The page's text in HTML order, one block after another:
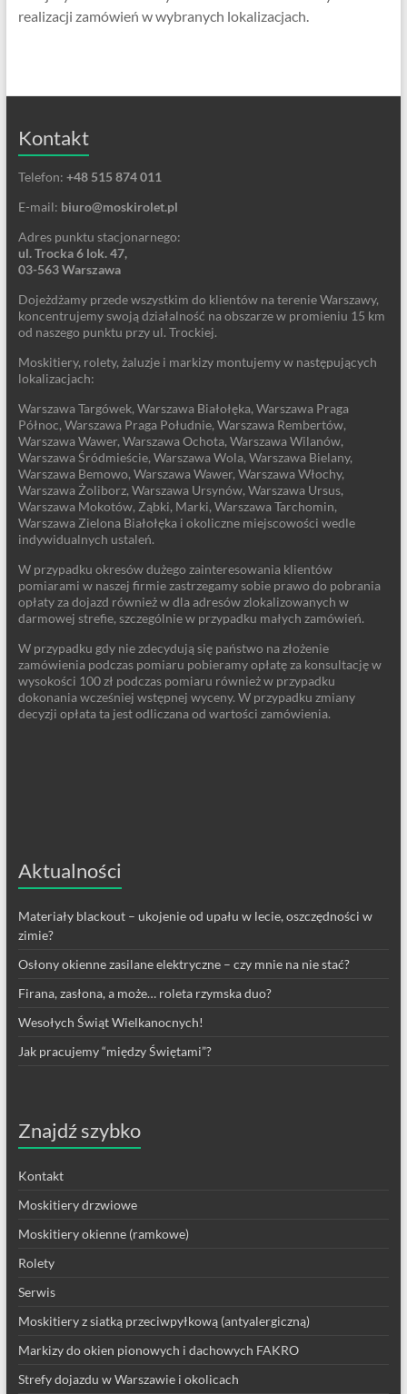
realizacji zamówień w wybranych lokalizacjach.
Kontakt
Telefon: +48 515 874 011
E-mail: biuro@moskirolet.pl
Adres punktu stacjonarnego:
ul. Trocka 6 lok. 47,
03-563 Warszawa
Dojeżdżamy przede wszystkim do klientów na terenie Warszawy,
koncentrujemy swoją działalność na obszarze w promieniu 15 km
od naszego punktu przy ul. Trockiej.
Moskitiery, rolety, żaluzje i markizy montujemy w następujących
lokalizacjach:
Warszawa Targówek, Warszawa Białołęka, Warszawa Praga
Północ, Warszawa Praga Południe, Warszawa Rembertów,
Warszawa Wawer, Warszawa Ochota, Warszawa Wilanów,
Warszawa Śródmieście, Warszawa Wola, Warszawa Bielany,
Warszawa Bemowo, Warszawa Wawer, Warszawa Włochy,
Warszawa Żoliborz, Warszawa Ursynów, Warszawa Ursus,
Warszawa Mokotów, Ząbki, Marki, Warszawa Tarchomin,
Warszawa Zielona Białołęka i okoliczne miejscowości wedle
indywidualnych ustaleń.
W przypadku okresów dużego zainteresowania klientów
pomiarami w naszej firmie zastrzegamy sobie prawo do pobrania
opłaty za dojazd również w dla adresów zlokalizowanych w
darmowej strefie, szczególnie w przypadku małych zamówień.
W przypadku gdy nie zdecydują się państwo na złożenie
zamówienia podczas pomiaru pobieramy opłatę za konsultację w
wysokości 100 zł podczas pomiaru również w przypadku
dokonania wcześniej wstępnej wyceny. W przypadku zmiany
decyzji opłata ta jest odliczana od wartości zamówienia.
Aktualności
Materiały blackout – ukojenie od upału w lecie, oszczędności w
zimie?
Osłony okienne zasilane elektryczne – czy mnie na nie stać?
Firana, zasłona, a może… roleta rzymska duo?
Wesołych Świąt Wielkanocnych!
Jak pracujemy “między Świętami”?
Znajdź szybko
Kontakt
Moskitiery drzwiowe
Moskitiery okienne (ramkowe)
Rolety
Serwis
Moskitiery z siatką przeciwpyłkową (antyalergiczną)
Markizy do okien pionowych i dachowych FAKRO
Strefy dojazdu w Warszawie i okolicach